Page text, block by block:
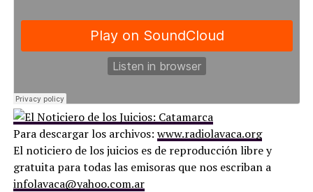
Para descargar los archivos: www.radiolavaca.org
El noticiero de los juicios es de reproducción libre y
gratuita para todas las emisoras que nos escriban a
infolavaca@yahoo.com.ar